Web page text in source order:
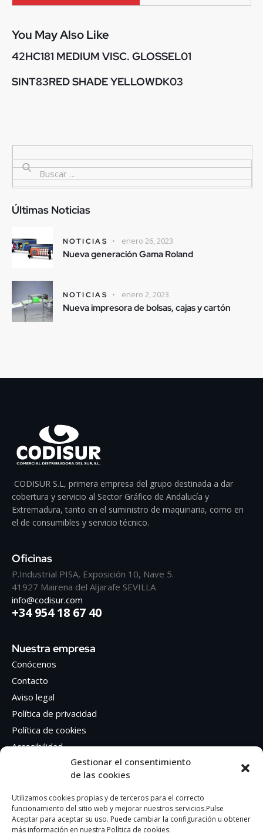
Gestionar el consentimiento
de las cookies
Utilizamos cookies propias y de terceros para el correcto
funcionamiento del sitio web y mejorar nuestros servicios.Pulse
Aceptar para aceptar su uso. Puede cambiar la configuración u obtener
más información en nuestra Política de cookies.
You May Also Like
42HC181 MEDIUM VISC. GLOSSEL01
SINT83RED SHADE YELLOWDK03
Últimas Noticias
NOTICIAS enero 26, 2023
Nueva generación Gama Roland
NOTICIAS enero 2, 2023
Nueva impresora de bolsas, cajas y cartón
CODISUR S.L, primera empresa del grupo destinada a dar
cobertura y servicio al Sector Gráfico de Andalucía y
Extremadura, tanto en el suministro de maquinaria, como en
el de consumibles y servicio técnico.
Oficinas
P.Industrial PISA, Exposición 10, Nave 5.
41927 Mairena del Aljarafe SEVILLA
info@codisur.com
+34 954 18 67 40
Nuestra empresa
Conócenos
Contacto
Aviso legal
Política de privacidad
Política de cookies
Accesibilidad
Síguenos en Redes sociales
Facebook
Instagram